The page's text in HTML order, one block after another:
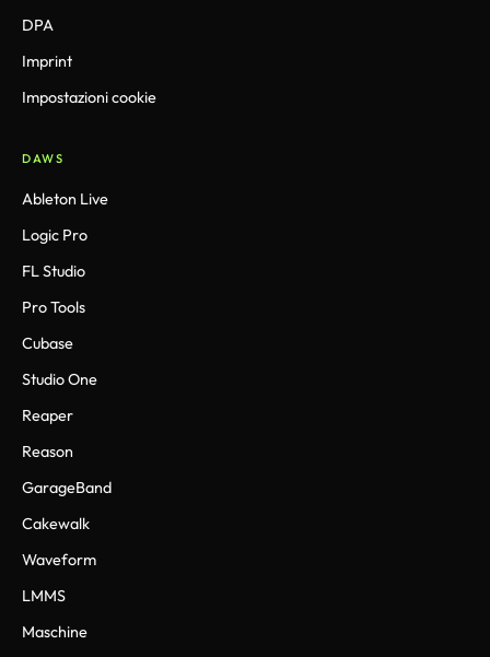
DPA
Imprint
Impostazioni cookie
DAWS
Ableton Live
Logic Pro
FL Studio
Pro Tools
Cubase
Studio One
Reaper
Reason
GarageBand
Cakewalk
Waveform
LMMS
Maschine